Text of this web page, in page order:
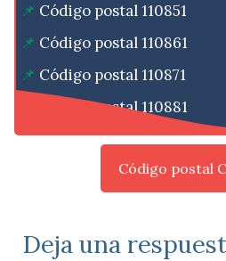
Código postal 110851
Código postal 110861
Código postal 110871
Código postal 110881
Código postal
Deja una